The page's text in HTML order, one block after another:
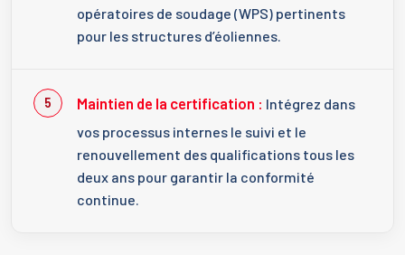
opératoires de soudage (WPS) pertinents
pour les structures d’éoliennes.
Maintien de la certification : Intégrez dans
vos processus internes le suivi et le
renouvellement des qualifications tous les
deux ans pour garantir la conformité
continue.